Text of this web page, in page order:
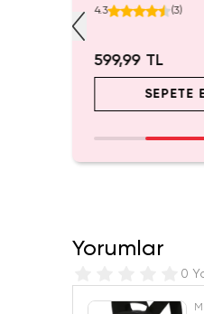
Koleksiyonluk Blind
4.3 (3)
599,99 TL
SEPETE
Yorumlar
0